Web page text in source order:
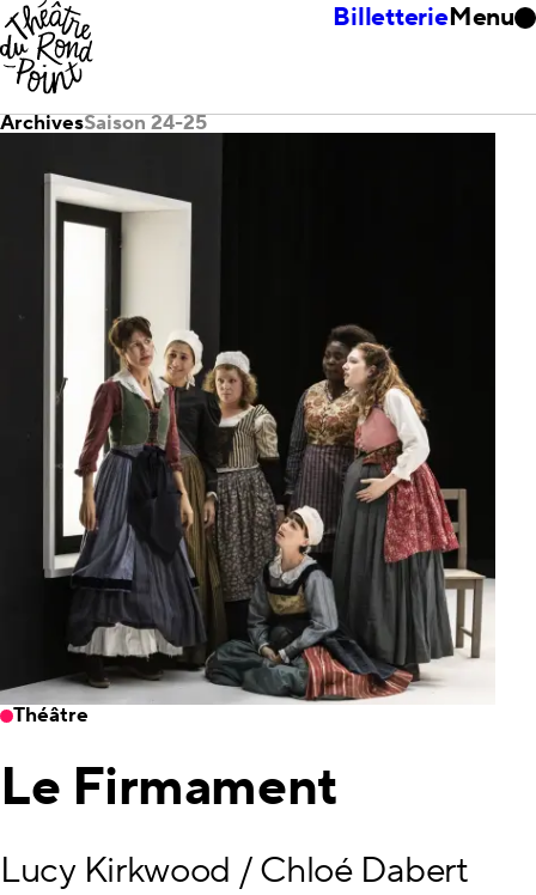
BilletterieMenu
ArchivesSaison 24-25
Théâtre
Le Firmament
Lucy Kirkwood / Chloé Dabert